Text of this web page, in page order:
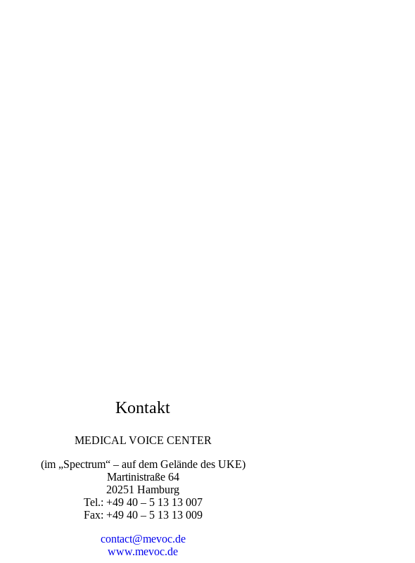
Kontakt
MEDICAL VOICE CENTER
(im „Spectrum“ – auf dem Gelände des UKE)
Martinistraße 64
20251 Hamburg
Tel.: +49 40 – 5 13 13 007
Fax: +49 40 – 5 13 13 009
contact@mevoc.de
www.mevoc.de